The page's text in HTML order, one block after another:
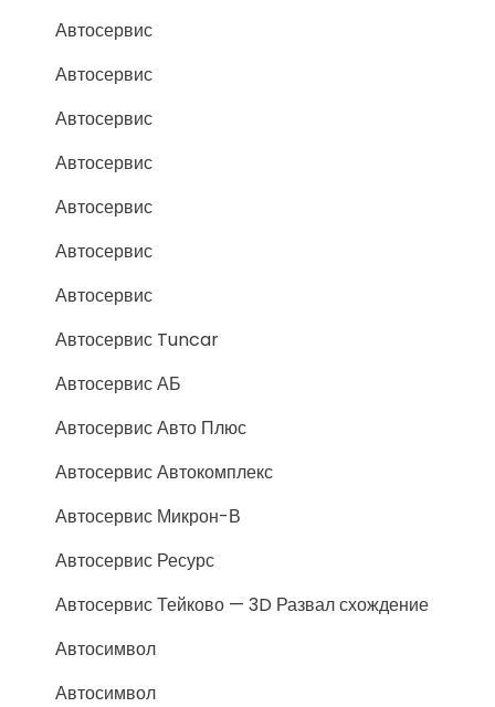
Автосервис
Автосервис
Автосервис
Автосервис
Автосервис
Автосервис
Автосервис
Автосервис Tuncar
Автосервис АБ
Автосервис Авто Плюс
Автосервис Автокомплекс
Автосервис Микрон-В
Автосервис Ресурс
Автосервис Тейково — 3D Развал схождение
Автосимвол
Автосимвол